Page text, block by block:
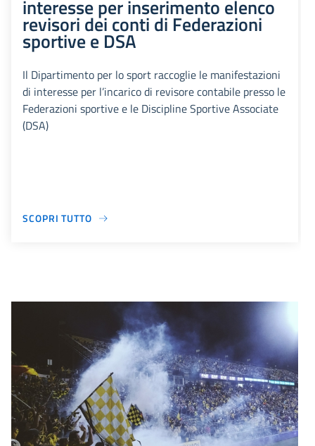
interesse per inserimento elenco
revisori dei conti di Federazioni
sportive e DSA
Il Dipartimento per lo sport raccoglie le manifestazioni
di interesse per l’incarico di revisore contabile presso le
Federazioni sportive e le Discipline Sportive Associate
(DSA)
SCOPRI TUTTO